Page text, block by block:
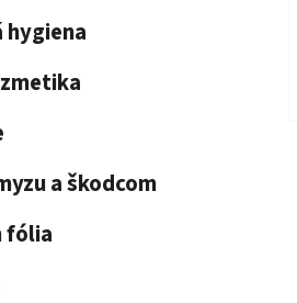
hygiena
a škodcom
fólia